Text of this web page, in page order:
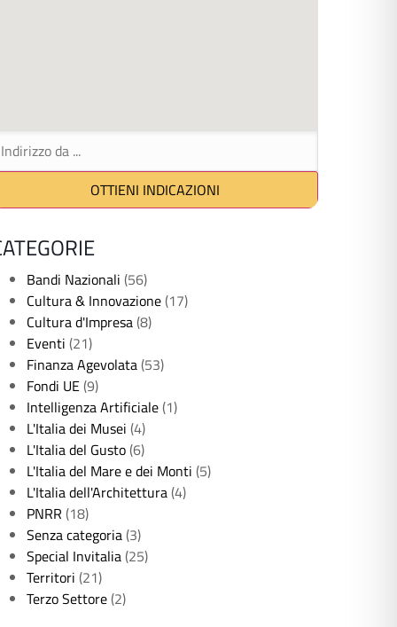
Bandi Nazionali (56)
Cultura & Innovazione(17)
Cultura d'Impresa(8)
Eventi (21)
Finanza Agevolata(53)
Fondi UE(9)
Intelligenza Artificiale(1)
L'Italia dei Musei (4)
L'Italia del Gusto(6)
L'Italia del Mare e dei Monti (5)
L'Italia dell'Architettura(4)
PNRR (18)
Senza categoria(3)
Special Invitalia(25)
Territori (21)
Terzo Settore(2)